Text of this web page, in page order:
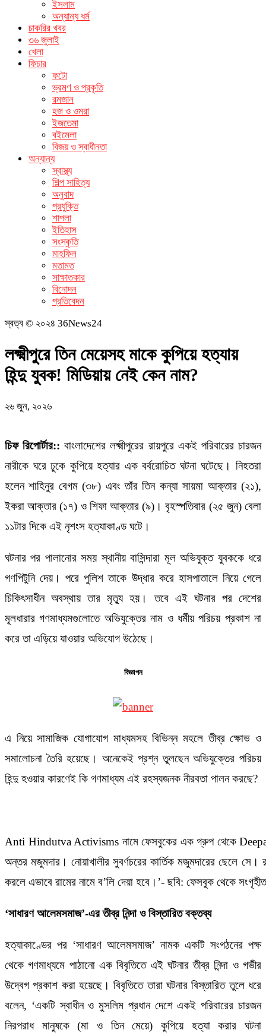
ইসলাম
অন্যান্য ধর্ম
চাকরির খবর
৩৬ জুলাই
খেলা
ফিচার
ফটো
ভ্রমণ ও প্রকৃতি
রমজান
হজ ও ওমরা
ইজতেমা
বইমেলা
বিজয় ও স্বাধীনতা
অন্যান্য
স্বাস্থ্য
শিল্প সাহিত্য
অনুবাদ
প্রযুক্তি
শাপলা
ইতিহাস
সংস্কৃতি
মাহফিল
মতামত
সাক্ষাতকার
বিনোদন
প্রতিবেদন
স্বত্ব © ২০২৪ 36News24
লক্ষ্মীপুরে তিন মেয়েসহ মাকে কুপিয়ে হত্যায়
হিন্দু যুবক! মিডিয়ায় নেই কেন নাম?
২৬ জুন, ২০২৬
চিফ রিপোর্টার::বাংলাদেশের লক্ষ্মীপুরের রায়পুরে একই পরিবারের চারজন
নারীকে ঘরে ঢুকে কুপিয়ে হত্যার এক বর্বরোচিত ঘটনা ঘটেছে। নিহতরা
হলেন শাহিনুর বেগম (৩৮) এবং তাঁর তিন কন্যা সায়মা আক্তার (২১),
ইকরা আক্তার (১৭) ও শিফা আক্তার (৯)। বৃহস্পতিবার (২৫ জুন) বেলা
১১টার দিকে এই নৃশংস হত্যাকাণ্ড ঘটে।
ঘটনার পর পালানোর সময় স্থানীয় বাসিন্দারা মূল অভিযুক্ত যুবককে ধরে
গণপিটুনি দেয়। পরে পুলিশ তাকে উদ্ধার করে হাসপাতালে নিয়ে গেলে
চিকিৎসাধীন অবস্থায় তার মৃত্যু হয়। তবে এই ঘটনার পর দেশের
মূলধারার গণমাধ্যমগুলোতে অভিযুক্তের নাম ও ধর্মীয় পরিচয় প্রকাশ না
করে তা এড়িয়ে যাওয়ার অভিযোগ উঠেছে।
বিজ্ঞাপন
এ নিয়ে সামাজিক যোগাযোগ মাধ্যমসহ বিভিন্ন মহলে তীব্র ক্ষোভ ও
সমালোচনা তৈরি হয়েছে। অনেকেই প্রশ্ন তুলছেন অভিযুক্তের পরিচয়
হিন্দু হওয়ার কারণেই কি গণমাধ্যম এই রহস্যজনক নীরবতা পালন করছে?
Anti Hindutva Activisms নামে ফেসবুকের এক গ্রুপ থেকে Deepak
অন্তর মজুমদার। নোয়াখালীর সুবর্ণচরের কার্তিক মজুমদারের ছেলে সে।
করলে এভাবে রামের নামে ব’লি দেয়া হবে।’- ছবি: ফেসবুক থেকে সংগৃহীত
‘সাধারণ আলেমসমাজ’-এর তীব্র নিন্দা ও বিস্তারিত বক্তব্য
হত্যাকাণ্ডের পর ‘সাধারণ আলেমসমাজ’ নামক একটি সংগঠনের পক্ষ
থেকে গণমাধ্যমে পাঠানো এক বিবৃতিতে এই ঘটনার তীব্র নিন্দা ও গভীর
উদ্বেগ প্রকাশ করা হয়েছে। বিবৃতিতে তারা ঘটনার বিস্তারিত তুলে ধরে
বলেন, ‘একটি স্বাধীন ও মুসলিম প্রধান দেশে একই পরিবারের চারজন
নিরপরাধ মানুষকে (মা ও তিন মেয়ে) কুপিয়ে হত্যা করার ঘটনা